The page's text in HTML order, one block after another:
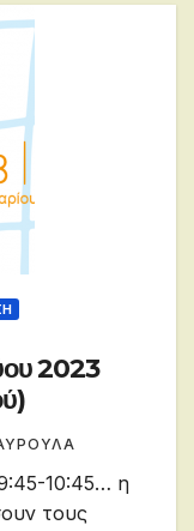
2023
10:45… η
τους